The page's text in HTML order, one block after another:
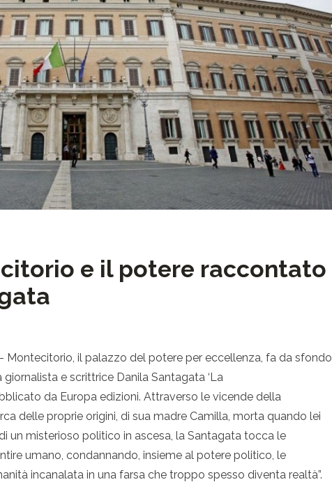
e il potere raccontato
Montecitorio, il palazzo del potere per eccellenza, fa da sfondo
e scrittrice Danila Santagata ‘La
da Europa edizioni. Attraverso le vicende della
delle proprie origini, di sua madre Camilla, morta quando lei
un misterioso politico in ascesa, la Santagata tocca le
umano, condannando, insieme al potere politico, le
incanalata in una farsa che troppo spesso diventa realtà”.